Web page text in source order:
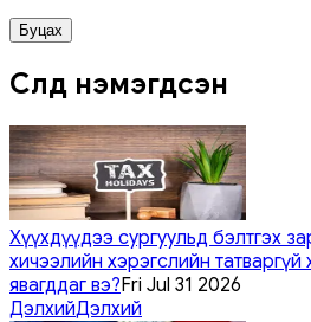
Буцах
Сүүлд нэмэгдсэн
Хүүхдүүдээ сургуульд бэлтгэх
хичээлийн хэрэгслийн
явагддаг вэ?Fri Jul 31 2026
ДэлхийДэлхий